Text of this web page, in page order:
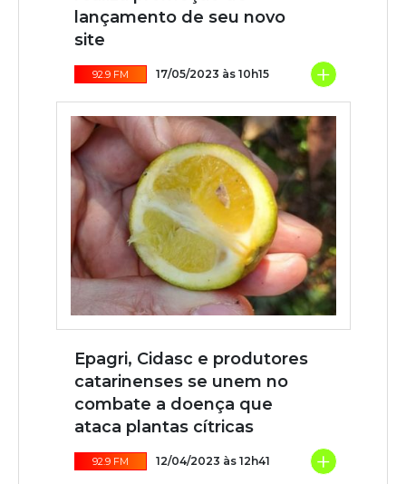
lançamento de seu novo
site
92.9 FM 17/05/2023 às 10h15 +
Epagri, Cidasc e produtores
catarinenses se unem no
combate a doença que
ataca plantas cítricas
92.9 FM 12/04/2023 às 12h41 +